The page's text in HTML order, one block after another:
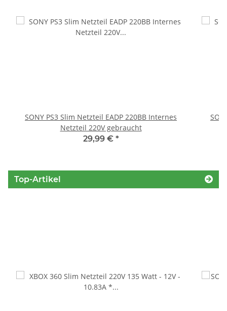
SONY PS3 Slim Netzteil EADP 220BB Internes
Netzteil 220V gebraucht
29,99 € *
Top-Artikel